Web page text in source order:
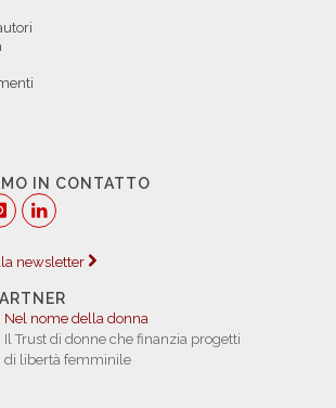
IN CONTATTO
newsletter
Nel nome della donna
Il Trust di donne che finanzia progetti
di libertà femminile